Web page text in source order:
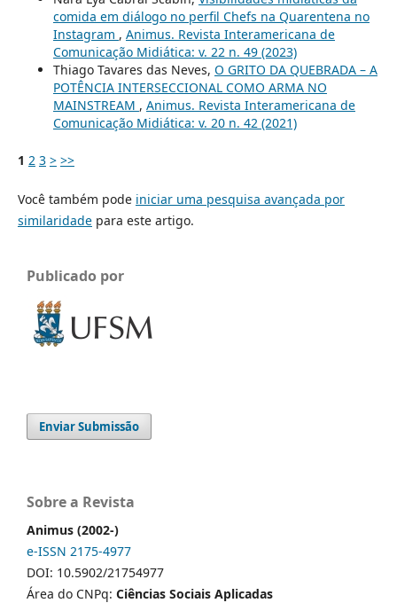
comida em diálogo no perfil Chefs na Quarentena no
Instagram , Animus. Revista Interamericana de
Comunicação Midiática: v. 22 n. 49 (2023)
Thiago Tavares das Neves, O GRITO DA QUEBRADA – A
POTÊNCIA INTERSECCIONAL COMO ARMA NO
MAINSTREAM , Animus. Revista Interamericana de
Comunicação Midiática: v. 20 n. 42 (2021)
1 2 3 > >>
Você também pode iniciar uma pesquisa avançada por
similaridadepara este artigo.
Publicado por
Enviar Submissão
Sobre a Revista
Animus (2002-)
e-ISSN 2175-4977
DOI: 10.5902/21754977
Área do CNPq: Ciências Sociais Aplicadas